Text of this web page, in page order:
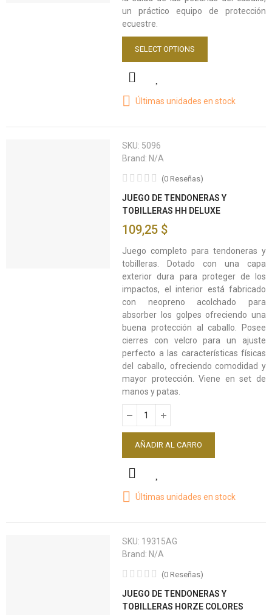
un práctico equipo de protección
ecuestre.
SELECT OPTIONS
Últimas unidades en stock
SKU: 5096
Brand: N/A
(0 Reseñas)
JUEGO DE TENDONERAS Y
TOBILLERAS HH DELUXE
109,25 $
Juego completo para tendoneras y
tobilleras. Dotado con una capa
exterior dura para proteger de los
impactos, el interior está fabricado
con neopreno acolchado para
absorber los golpes ofreciendo una
buena protección al caballo. Posee
cierres con velcro para un ajuste
perfecto a las características físicas
del caballo, ofreciendo comodidad y
mayor protección. Viene en set de
manos y patas.
AÑADIR AL CARRO
Últimas unidades en stock
SKU: 19315AG
Brand: N/A
(0 Reseñas)
JUEGO DE TENDONERAS Y
TOBILLERAS HORZE COLORES